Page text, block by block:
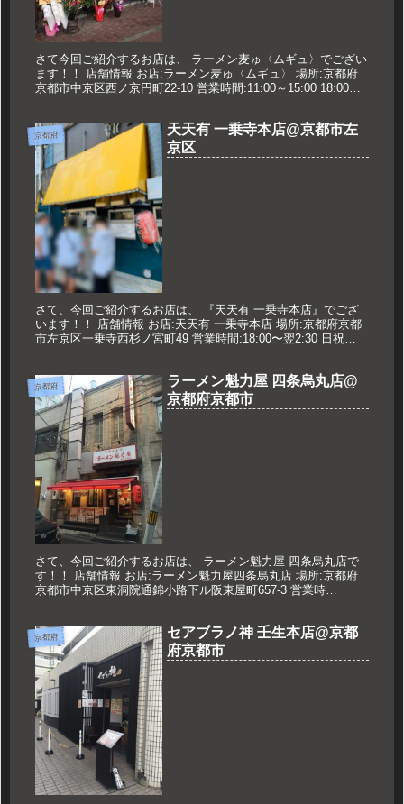
さて今回ご紹介するお店は、 ラーメン麦ゅ〈ムギュ〉でござい
ます！！ 店舗情報 お店:ラーメン麦ゅ〈ムギュ〉 場所:京都府
京都市中京区西ノ京円町22-10 営業時間:11:00～15:00 18:00～
京都府
天天有 一乗寺本店@京都市左
京区
さて、今回ご紹介するお店は、 『天天有 一乗寺本店』でござ
います！！ 店舗情報 お店:天天有 一乗寺本店 場所:京都府京都
市左京区一乗寺西杉ノ宮町49 営業時間:18:00〜翌2:30 日祝
京都府
ラーメン魁力屋 四条烏丸店@
京都府京都市
さて、今回ご紹介するお店は、 ラーメン魁力屋 四条烏丸店で
す！！ 店舗情報 お店:ラーメン魁力屋四条烏丸店 場所:京都府
京都市中京区東洞院通錦小路下ル阪東屋町657-3 営業時
京都府
セアブラノ神 壬生本店@京都
府京都市